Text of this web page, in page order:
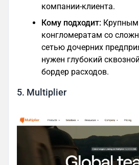
компании-клиента.
Кому подходит:
конгломератам со
сетью дочерних
нужен глубокий
бордер расходов.
5. Multiplier